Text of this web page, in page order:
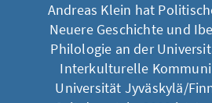
Andreas Klein hat
Neuere Geschichte und
Philologie an der
Interkulturelle
Universität Jyväskylä/